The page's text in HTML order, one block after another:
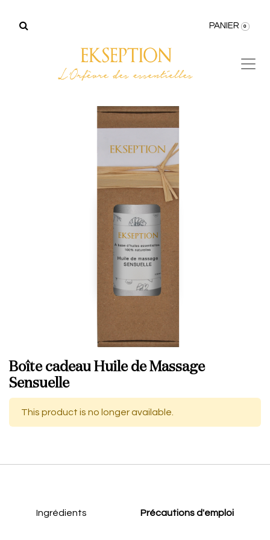
PANIER 0
Boîte cadeau Huile de Massage
Sensuelle
This product is no longer available.
Ingrédients Précautions d'emploi